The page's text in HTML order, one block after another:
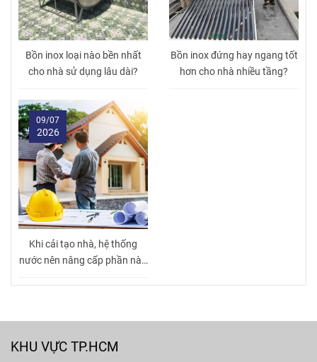
Bồn inox loại nào bền nhất
cho nhà sử dụng lâu dài?
Bồn inox đứng hay ngang tốt
hơn cho nhà nhiều tầng?
Khi cải tạo nhà, hệ thống
nước nên nâng cấp phần nào
09/07
2026
KHU VỰC TP.HCM